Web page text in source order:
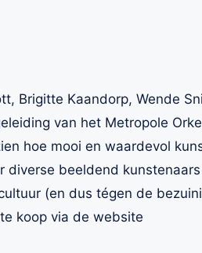
Brigitte Kaandorp, Wende
van het Metropole
hoe mooi en waardevol
beeldend
(en dus tégen de
koop via de website